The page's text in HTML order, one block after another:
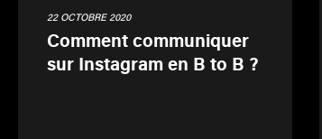
22 OCTOBRE 2020
Comment communiquer
sur Instagram en B to B ?